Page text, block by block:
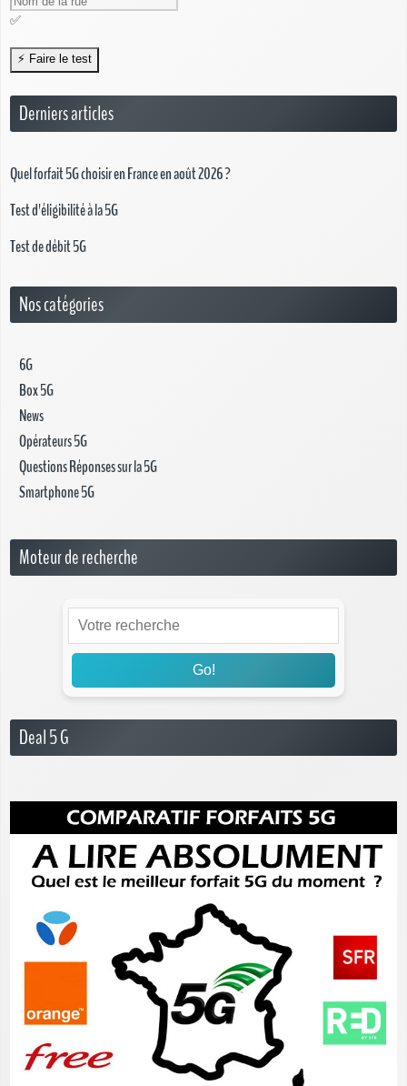
✅
Derniers articles
Quel forfait 5G choisir en France en août 2026 ?
Test d'éligibilité à la 5G
Test de débit 5G
Nos catégories
6G
Box 5G
News
Opérateurs 5G
Questions Réponses sur la 5G
Smartphone 5G
Moteur de recherche
Go!
Deal 5 G